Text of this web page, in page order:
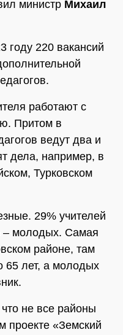
министр Михаил
году 220 вакансий
работают с
Притом в
ведут два и
дела, например, в
Турковском
29% учителей
– молодых. Самая
районе, там
65 лет, а молодых
не все районы
проекте «Земский